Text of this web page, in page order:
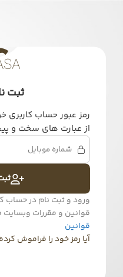
ثبت
رمز عبور حساب کاربری
از عبارت های سخت و
ورود و ثبت نام در حساب
قوانین و مقررات
قوانین
آیا رمز خود را فراموش